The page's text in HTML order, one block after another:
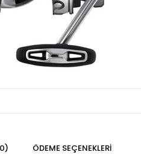
ÖDEME SEÇENEKLERI